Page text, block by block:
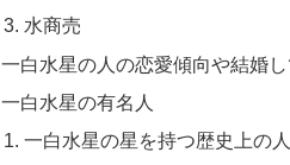
水商売
一白水星の人の恋愛傾向や結婚し
一白水星の有名人
一白水星の星を持つ歴史上の